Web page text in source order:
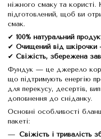
ніжного смаку та
підготовлений, щоб ви
смак.
✔ 100% натуральний
✔ Очищений від
✔ Свіжість, збережена
Фундук — це джерело
що підтримують енергію
для перекусу, десертів,
доповнення до сніданку.
Основні особливості
пакеті:
Свіжість і тривалість